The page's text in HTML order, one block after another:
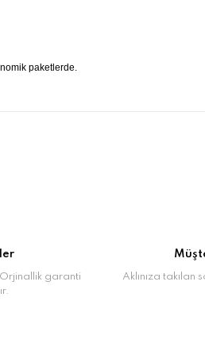
paketlerde.
garanti
Aklınıza takılan